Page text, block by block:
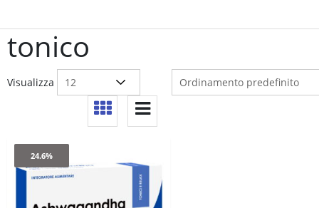
tonico
Visualizza
24.6%